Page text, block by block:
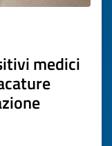
medici